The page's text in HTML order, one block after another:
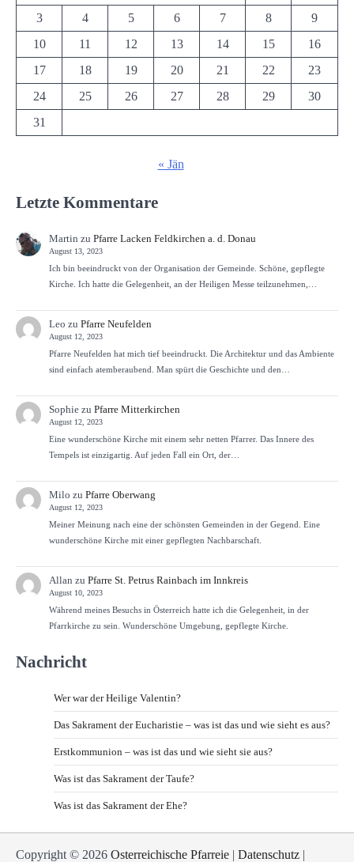
3
4 5 6 7 8
9
10
11 12 13 14 15
16
17
18 19 20 21 22
23
24
25 26 27 28 29
30
31
« Jän
Letzte Kommentare
Martin zu Pfarre Lacken Feldkirchen a. d. Donau
August 13, 2023
Ich bin beeindruckt von der Organisation der Gemeinde. Schöne, gepflegte
Kirche. Ich hatte die Gelegenheit, an der Heiligen Messe teilzunehmen,…
Leo zu Pfarre Neufelden
August 12, 2023
Pfarre Neufelden hat mich tief beeindruckt. Die Architektur und das Ambiente
sind einfach atemberaubend. Man spürt die Geschichte und den…
Sophiezu Pfarre Mitterkirchen
August 12, 2023
Eine wunderschöne Kirche mit einem sehr netten Pfarrer. Das Innere des
Tempels ist einzigartig. Auf jeden Fall ein Ort, der…
Milo zu Pfarre Oberwang
August 12, 2023
Meiner Meinung nach eine der schönsten Gemeinden in der Gegend. Eine
wunderschöne Kirche mit einer gepflegten Nachbarschaft.
Allan zu Pfarre St. Petrus Rainbach im Innkreis
August 10, 2023
Während meines Besuchs in Österreich hatte ich die Gelegenheit, in der
Pfarrkirche zu sein. Wunderschöne Umgebung, gepflegte Kirche.
Nachricht
Wer war der Heilige Valentin?
Das Sakrament der Eucharistie – was ist das und wie sieht es aus?
Erstkommunion – was ist das und wie sieht sie aus?
Was ist das Sakrament der Taufe?
Was ist das Sakrament der Ehe?
Copyright © 2026 Osterreichische Pfarreie | Datenschutz |